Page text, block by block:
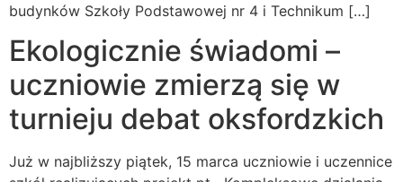
budynków Szkoły Podstawowej nr 4 i Technikum […]
Ekologicznie świadomi –
uczniowie zmierzą się w
turnieju debat oksfordzkich
Już w najbliższy piątek, 15 marca uczniowie i uczennice